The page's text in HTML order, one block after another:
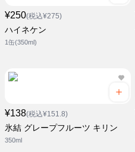
¥250(税込¥275)
ハイネケン
1缶(350ml)
¥138(税込¥151.8)
氷結 グレープフルーツ キリン
350ml